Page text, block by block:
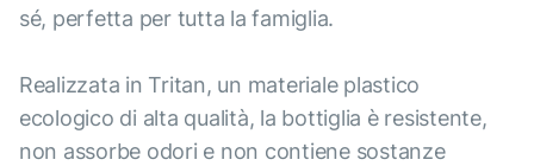
sé, perfetta per tutta la famiglia.
Realizzata in Tritan, un materiale plastico
ecologico di alta qualità, la bottiglia è resistente,
non assorbe odori e non contiene sostanze